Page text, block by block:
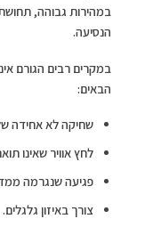
במהירות גבוהה,
הנסיעה.
במקרים רבים הגורם
הבאים:
שחיקה לא אחידה
לחץ אוויר שאינו
פגיעה שנגרמה
צורך באיזון גלגלים.